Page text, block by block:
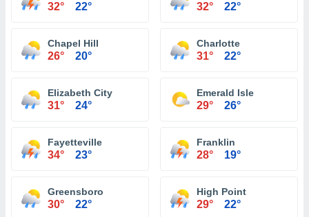
32° 22° 32° 22°
Chapel Hill
26° 20°
Charlotte
31° 22°
Elizabeth City
31° 24°
Emerald Isle
29° 26°
Fayetteville
34° 23°
Franklin
28° 19°
Greensboro
30° 22°
High Point
29° 22°